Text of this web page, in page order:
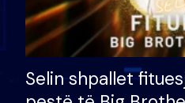
Selin shpallet